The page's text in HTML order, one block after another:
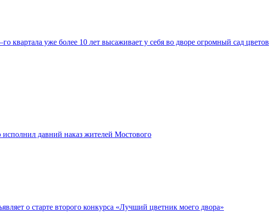
квартала уже более 10 лет высаживает у себя во дворе огромный сад цветов
исполнил давний наказ жителей Мостового
о старте второго конкурса «Лучший цветник моего двора»